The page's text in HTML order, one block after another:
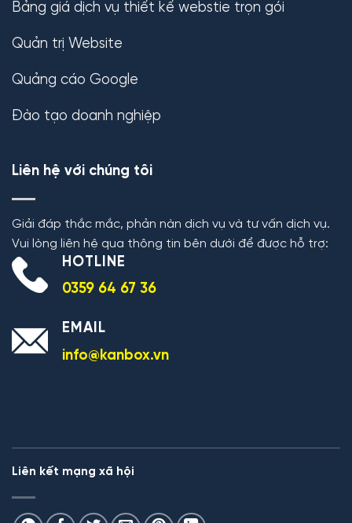
Bảng giá dịch vụ thiết kế webstie trọn gói
Quản trị Website
Quảng cáo Google
Đào tạo doanh nghiệp
Liên hệ với chúng tôi
Giải đáp thắc mắc, phản nàn dịch vụ và tư vấn dịch vụ.
Vui lòng liên hệ qua thông tin bên dưới để được hỗ trợ:
HOTLINE
0359 64 67 36
EMAIL
info@kanbox.vn
Liên kết mạng xã hội